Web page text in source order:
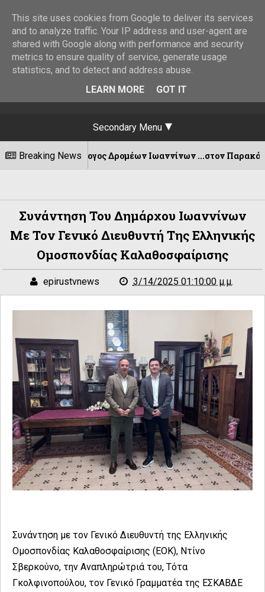
Secondary Menu
Breaking News
Σύλλογος Δρομέων Ιωαννίνων ...στον Παρακάλαμο για μία
Συνάντηση Του Δημάρχου Ιωαννίνων
Με Τον Γενικό Διευθυντή Της Ελληνικής
Ομοσπονδίας Καλαθοσφαίρισης
epirustvnews 3/14/2025 01:10:00 μ.μ.
Συνάντηση με τον Γενικό Διευθυντή της Ελληνικής
Ομοσπονδίας Καλαθοσφαίρισης (ΕΟΚ), Ντίνο
Σβερκούνο, την Αναπληρώτριά του, Τότα
Γκολφινοπούλου, τον Γενικό Γραμματέα της ΕΣΚΑΒΔΕ
This site uses cookies from Google to deliver its services
and to analyze traffic. Your IP address and user-agent are
shared with Google along with performance and security
metrics to ensure quality of service, generate usage
statistics, and to detect and address abuse.
LEARN MORE
GOT IT